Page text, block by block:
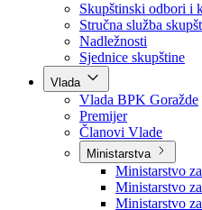
Poslanici po
Poslanici po
Kolegij skupštine
Skupštinski odbori i
Stručna služba
Nadležnosti
Sjednice skupštine
Vlada
Vlada BPK Goražde
Premijer
Članovi Vlade
Ministarstva